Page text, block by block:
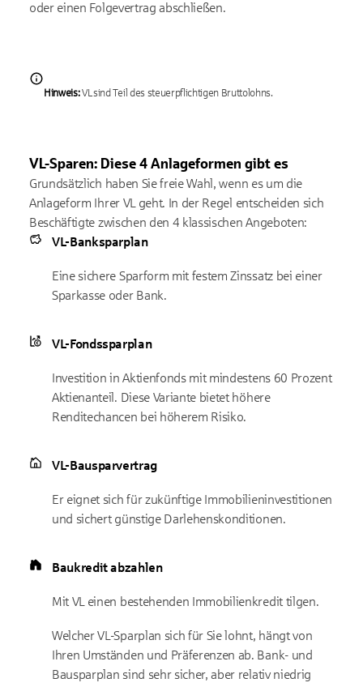
oder einen Folgevertrag abschließen.
Hinweis:VL sind Teil des steuerpflichtigen Bruttolohns.
VL-Sparen: Diese 4 Anlageformen gibt es
Grundsätzlich haben Sie freie Wahl, wenn es um die
Anlageform Ihrer VL geht. In der Regel entscheiden sich
Beschäftigte zwischen den 4 klassischen Angeboten:
VL-Banksparplan
Eine sichere Sparform mit festem Zinssatz bei einer
Sparkasse oder Bank.
VL-Fondssparplan
Investition in Aktienfonds mit mindestens 60 Prozent
Aktienanteil. Diese Variante bietet höhere
Renditechancen bei höherem Risiko.
VL-Bausparvertrag
Er eignet sich für zukünftige Immobilieninvestitionen
und sichert günstige Darlehenskonditionen.
Baukredit abzahlen
Mit VL einen bestehenden Immobilienkredit tilgen.
Welcher VL-Sparplan sich für Sie lohnt, hängt von
Ihren Umständen und Präferenzen ab. Bank- und
Bausparplan sind sehr sicher, aber relativ niedrig